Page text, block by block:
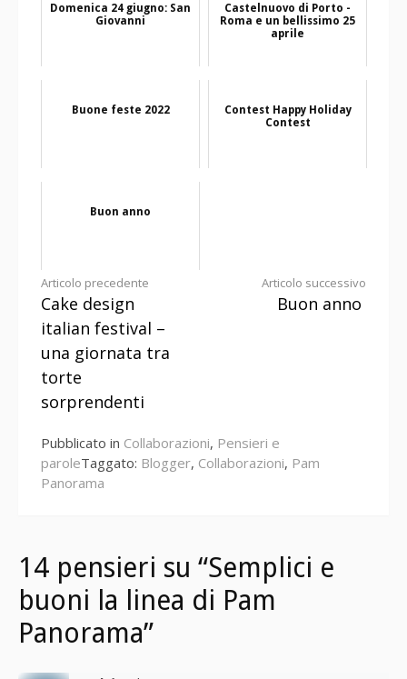
Domenica 24 giugno: San
Giovanni
Castelnuovo di Porto -
Roma e un bellissimo 25
aprile
Buone feste 2022
Contest Happy Holiday
Contest
Buon anno
Continua
a
leggere
Articolo precedente
Cake design
italian festival –
una giornata tra
torte
sorprendenti
Articolo successivo
Buon anno
Pubblicato in Collaborazioni, Pensieri e
paroleTaggato: Blogger, Collaborazioni, Pam
Panorama
14 pensieri su “Semplici e
buoni la linea di Pam
Panorama”